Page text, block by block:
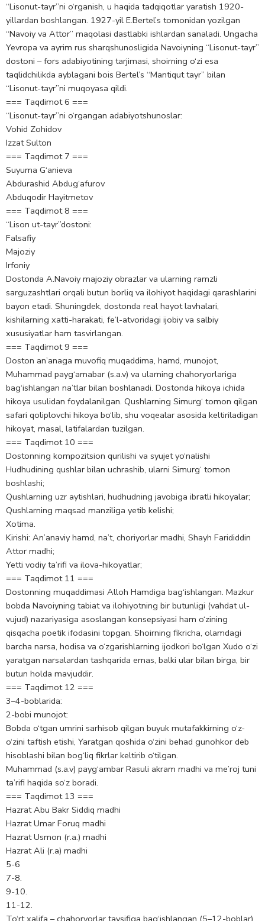
“Lisonut-tayr”ni o‘rganish, u haqida tadqiqotlar yaratish 1920-
yillardan boshlangan. 1927-yil E.Bertel’s tomonidan yozilgan
“Navoiy va Attor” maqolasi dastlabki ishlardan sanaladi. Ungacha
Yevropa va ayrim rus sharqshunosligida Navoiyning “Lisonut-tayr”
dostoni – fors adabiyotining tarjimasi, shoirning o‘zi esa
taqlidchilikda ayblagani bois Bertel’s “Mantiqut tayr” bilan
“Lisonut-tayr”ni muqoyasa qildi.
=== Taqdimot 6 ===
“Lisonut-tayr”ni o‘rgangan adabiyotshunoslar:
Vohid Zohidov
Izzat Sulton
=== Taqdimot 7 ===
Suyuma G‘anieva
Abdurashid Abdug‘afurov
Abduqodir Hayitmetov
=== Taqdimot 8 ===
“Lison ut-tayr”dostoni:
Falsafiy
Majoziy
Irfoniy
Dostonda A.Navoiy majoziy obrazlar va ularning ramzli
sarguzashtlari orqali butun borliq va ilohiyot haqidagi qarashlarini
bayon etadi. Shuningdek, dostonda real hayot lavhalari,
kishilarning xatti-harakati, fe’l-atvoridagi ijobiy va salbiy
xususiyatlar ham tasvirlangan.
=== Taqdimot 9 ===
Doston an’anaga muvofiq muqaddima, hamd, munojot,
Muhammad payg‘amabar (s.a.v) va ularning chahoryorlariga
bag‘ishlangan na’tlar bilan boshlanadi. Dostonda hikoya ichida
hikoya usulidan foydalanilgan. Qushlarning Simurg‘ tomon qilgan
safari qoliplovchi hikoya bo‘lib, shu voqealar asosida keltiriladigan
hikoyat, masal, latifalardan tuzilgan.
=== Taqdimot 10 ===
Dostonning kompozitsion qurilishi va syujet yo‘nalishi
Hudhudining qushlar bilan uchrashib, ularni Simurg‘ tomon
boshlashi;
Qushlarning uzr aytishlari, hudhudning javobiga ibratli hikoyalar;
Qushlarning maqsad manziliga yetib kelishi;
Xotima.
Kirishi: An’anaviy hamd, na’t, choriyorlar madhi, Shayh Farididdin
Attor madhi;
Yetti vodiy ta’rifi va ilova-hikoyatlar;
=== Taqdimot 11 ===
Dostonning muqaddimasi Alloh Hamdiga bag‘ishlangan. Mazkur
bobda Navoiyning tabiat va ilohiyotning bir butunligi (vahdat ul-
vujud) nazariyasiga asoslangan konsepsiyasi ham o‘zining
qisqacha poetik ifodasini topgan. Shoirning fikricha, olamdagi
barcha narsa, hodisa va o‘zgarishlarning ijodkori bo‘lgan Xudo o‘zi
yaratgan narsalardan tashqarida emas, balki ular bilan birga, bir
butun holda mavjuddir.
=== Taqdimot 12 ===
3–4-boblarida:
2-bobi munojot:
Bobda o‘tgan umrini sarhisob qilgan buyuk mutafakkirning o‘z-
o‘zini taftish etishi, Yaratgan qoshida o‘zini behad gunohkor deb
hisoblashi bilan bog‘liq fikrlar keltirib o‘tilgan.
Muhammad (s.a.v) payg‘ambar Rasuli akram madhi va me’roj tuni
ta’rifi haqida so‘z boradi.
=== Taqdimot 13 ===
Hazrat Abu Bakr Siddiq madhi
Hazrat Umar Foruq madhi
Hazrat Usmon (r.a.) madhi
Hazrat Ali (r.a) madhi
5-6
7-8.
9-10.
11-12.